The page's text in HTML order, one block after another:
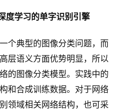
度学习的单字识别引擎
个典型的图像分类问题，而
层语义方面优势明显，所以
的图像分类模型。实践中的
和合成训练数据。对于网络
领域相关网络结构，也可采